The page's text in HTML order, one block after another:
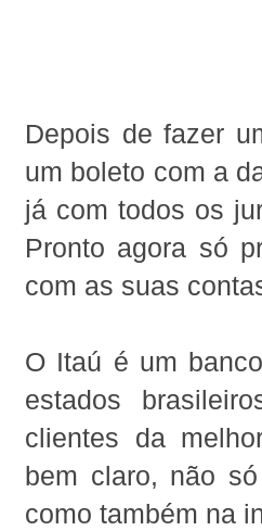
Depois de fazer
um boleto com a
já com todos os
Pronto agora só
com as suas
O Itaú é um
estados
clientes da
bem claro, não
como também na